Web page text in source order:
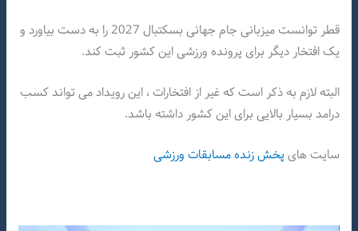
قطر توانست میزبانی جام جهانی بسکتبال 2027 را به دست بیاورد و
یک افتخار دیگر برای پرونده ورزشی این کشور ثبت کند.
البته لازم به ذکر است که غیر از افتخارات ، این رویداد می تواند کسب
درامد بسیار بالایی برای این کشور داشته باشد.
سایت های پخش زنده مسابقات ورزشی